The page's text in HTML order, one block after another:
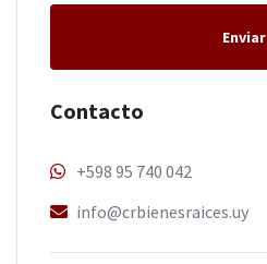
Enviar
Contacto
+598 95 740 042
info@crbienesraices.uy